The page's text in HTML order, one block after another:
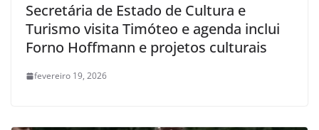
Secretária de Estado de Cultura e
Turismo visita Timóteo e agenda inclui
Forno Hoffmann e projetos culturais
fevereiro 19, 2026